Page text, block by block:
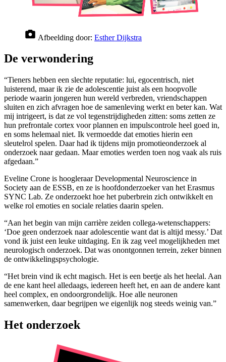
Afbeelding door: Esther Dijkstra
De verwondering
“Tieners hebben een slechte reputatie: lui, egocentrisch, niet
luisterend, maar ik zie de adolescentie juist als een hoopvolle
periode waarin jongeren hun wereld verbreden, vriendschappen
sluiten en zich afvragen hoe de samenleving werkt en beter kan. Wat
mij intrigeert, is dat ze vol tegenstrijdigheden zitten: soms zetten ze
hun prefrontale cortex voor plannen en impulscontrole heel goed in,
en soms helemaal niet. Ik vermoedde dat emoties hierin een
sleutelrol spelen. Daar had ik tijdens mijn promotieonderzoek al
onderzoek naar gedaan. Maar emoties werden toen nog vaak als ruis
afgedaan.”
Eveline Crone is hoogleraar Developmental Neuroscience in
Society aan de ESSB, en ze is hoofdonderzoeker van het Erasmus
SYNC Lab. Ze onderzoekt hoe het puberbrein zich ontwikkelt en
welke rol emoties en sociale relaties daarin spelen.
“Aan het begin van mijn carrière zeiden collega-wetenschappers:
‘Doe geen onderzoek naar adolescentie want dat is altijd messy.’ Dat
vond ik juist een leuke uitdaging. En ik zag veel mogelijkheden met
neurologisch onderzoek. Dat was onontgonnen terrein, zeker binnen
de ontwikkelingspsychologie.
“Het brein vind ik echt magisch. Het is een beetje als het heelal. Aan
de ene kant heel alledaags, iedereen heeft het, en aan de andere kant
heel complex, en ondoorgrondelijk. Hoe alle neuronen
samenwerken, daar begrijpen we eigenlijk nog steeds weinig van.”
Het onderzoek